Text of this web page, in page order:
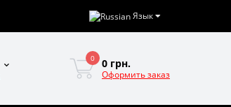
Язык
0 0 грн.
Оформить заказ